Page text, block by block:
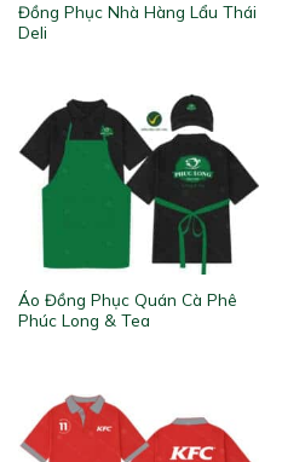
Đồng Phục Nhà Hàng Lẩu Thái
Deli
Áo Đồng Phục Quán Cà Phê
Phúc Long & Tea